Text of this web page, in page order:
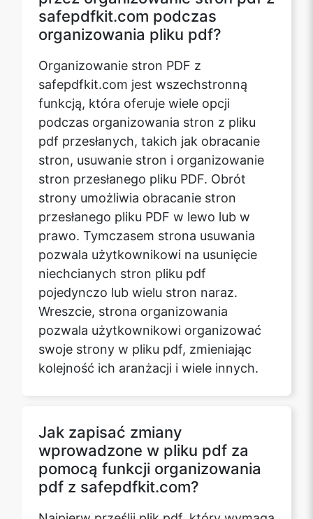
safepdfkit.com podczas
organizowania pliku pdf?
Organizowanie stron PDF z
safepdfkit.com jest wszechstronną
funkcją, która oferuje wiele opcji
podczas organizowania stron z pliku
pdf przesłanych, takich jak obracanie
stron, usuwanie stron i organizowanie
stron przesłanego pliku PDF. Obrót
strony umożliwia obracanie stron
przesłanego pliku PDF w lewo lub w
prawo. Tymczasem strona usuwania
pozwala użytkownikowi na usunięcie
niechcianych stron pliku pdf
pojedynczo lub wielu stron naraz.
Wreszcie, strona organizowania
pozwala użytkownikowi organizować
swoje strony w pliku pdf, zmieniając
kolejność ich aranżacji i wiele innych.
Jak zapisać zmiany
wprowadzone w pliku pdf za
pomocą funkcji organizowania
pdf z safepdfkit.com?
Najpierw prześlij plik pdf, który wymaga